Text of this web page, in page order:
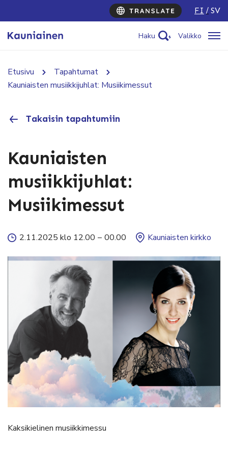
FI SV
Haku Valikko
Etusivu
Tapahtumat
Kauniaisten musiikkijuhlat: Musiikimessut
Takaisin tapahtumiin
Kauniaisten
musiikkijuhlat:
Musiikimessut
2.11.2025 klo 12.00 – 00.00 Kauniaisten kirkko
Kaksikielinen musiikkimessu